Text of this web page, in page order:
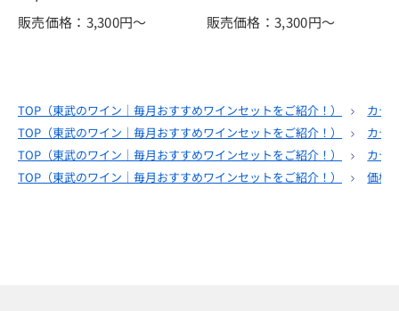
販売価格：3,300円～ 販売価格：3,300円～
TOP（東武のワイン｜毎月おすすめワインセットをご紹介！ ）
カテ
TOP（東武のワイン｜毎月おすすめワインセットをご紹介！ ）
カテ
TOP（東武のワイン｜毎月おすすめワインセットをご紹介！ ）
カテ
TOP（東武のワイン｜毎月おすすめワインセットをご紹介！ ） 価格